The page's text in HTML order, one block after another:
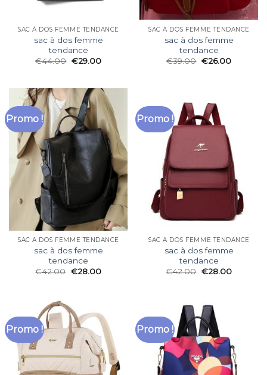
SAC À DOS FEMME TENDANCE
sac à dos femme
tendance
€44.00 €29.00
SAC À DOS FEMME TENDANCE
sac à dos femme
tendance
€39.00 €26.00
Promo !
SAC À DOS FEMME TENDANCE
sac à dos femme
tendance
€42.00 €28.00
Promo !
SAC À DOS FEMME TENDANCE
sac à dos femme
tendance
€42.00 €28.00
Promo ! Promo !